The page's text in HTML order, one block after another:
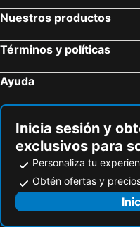
Nuestros productos
Términos y políticas
Ayuda
Inicia sesión y
exclusivos para
Personaliza tu
Obtén ofertas y